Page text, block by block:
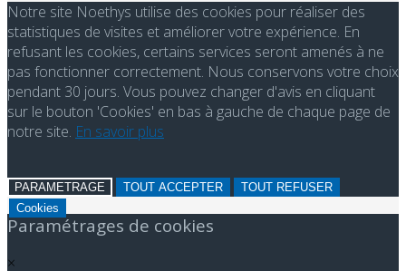
Notre site Noethys utilise des cookies pour réaliser des
statistiques de visites et améliorer votre expérience. En
refusant les cookies, certains services seront amenés à ne
pas fonctionner correctement. Nous conservons votre choix
pendant 30 jours. Vous pouvez changer d'avis en cliquant
sur le bouton 'Cookies' en bas à gauche de chaque page de
notre site. En savoir plus
PARAMETRAGE TOUT ACCEPTER
TOUT REFUSER
Cookies
Paramétrages de cookies
×